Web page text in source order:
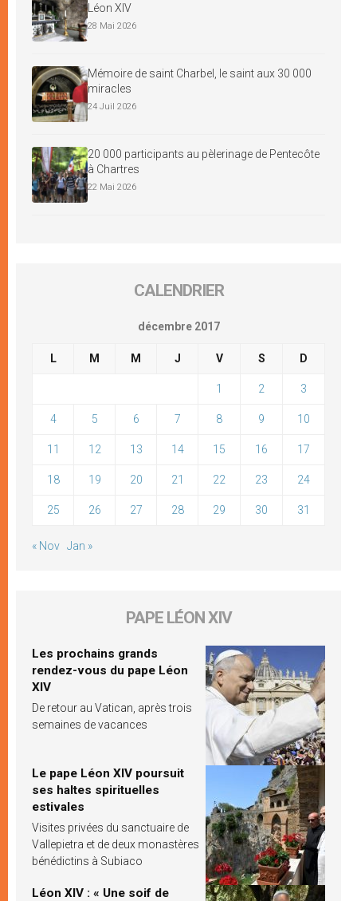
Léon XIV
28 Mai 2026
Mémoire de saint Charbel, le saint aux 30 000
miracles
24 Juil 2026
20 000 participants au pèlerinage de Pentecôte
à Chartres
22 Mai 2026
CALENDRIER
décembre 2017
L M M J V S D
1 2 3
4 5 6 7 8 9 10
11 12 13 14 15 16 17
18 19 20 21 22 23 24
25 26 27 28 29 30 31
« Nov Jan »
PAPE LÉON XIV
Les prochains grands
rendez-vous du pape Léon
XIV
De retour au Vatican, après trois
semaines de vacances
Le pape Léon XIV poursuit
ses haltes spirituelles
estivales
Visites privées du sanctuaire de
Vallepietra et de deux monastères
bénédictins à Subiaco
Léon XIV : « Une soif de